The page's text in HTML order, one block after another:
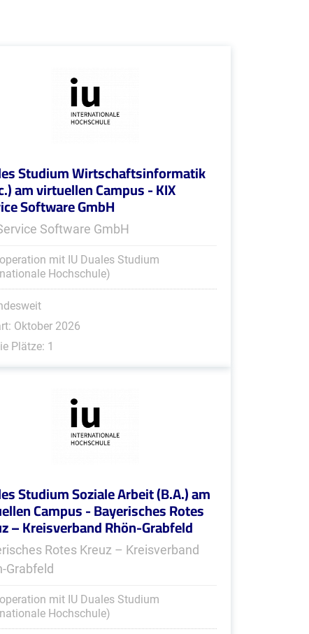
Studium Wirtschaftsinformatik
am virtuellen Campus - KIX
Software GmbH
Software GmbH
mit IU Duales Studium
Hochschule)
Oktober 2026
Plätze: 1
Studium Soziale Arbeit (B.A.) am
Campus - Bayerisches Rotes
– Kreisverband Rhön-Grabfeld
Rotes Kreuz – Kreisverband
Grabfeld
mit IU Duales Studium
Hochschule)